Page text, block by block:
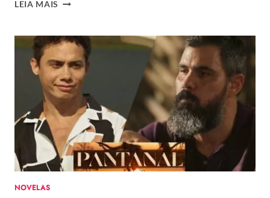
LEIA MAIS
CRÍTICAS
DE
TIAGO
LEIFERT
E
RELEMBRA
OMISSÃO
DURANTE
BBB:
“RACISMO,
NOVELAS